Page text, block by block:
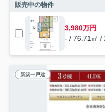
販売中の物件
3,980万円
- / 76.71㎡ /
新築一戸建